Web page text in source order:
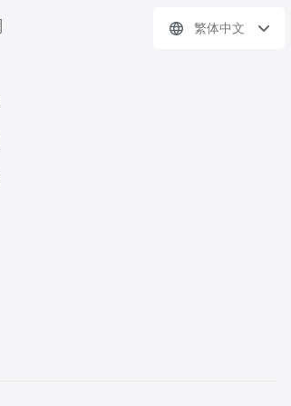
繁体中文